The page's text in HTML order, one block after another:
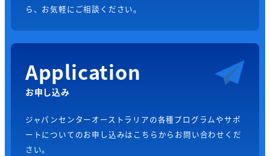
ら、お気軽にご相談ください。
Application
お申し込み
ジャパンセンターオーストラリアの各種プログラムやサポ
ートについてのお申し込みはこちらからお問い合わせくだ
さい。